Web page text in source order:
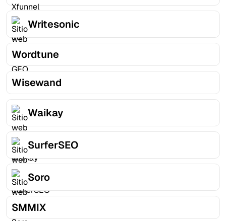
Writesonic
Wordtune
Wisewand
Waikay
SurferSEO
Soro
SMMIX